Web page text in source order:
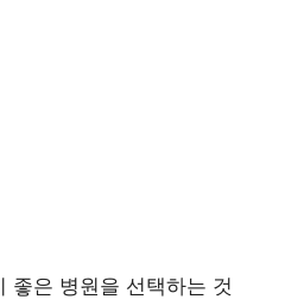
좋은 병원을 선택하는 것